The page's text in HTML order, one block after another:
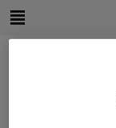
Saltar